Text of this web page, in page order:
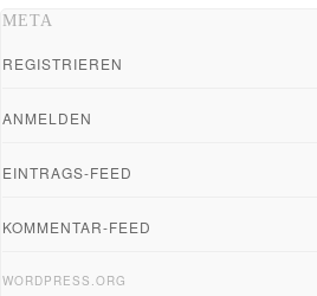
META
REGISTRIEREN
ANMELDEN
EINTRAGS-FEED
KOMMENTAR-FEED
WORDPRESS.ORG